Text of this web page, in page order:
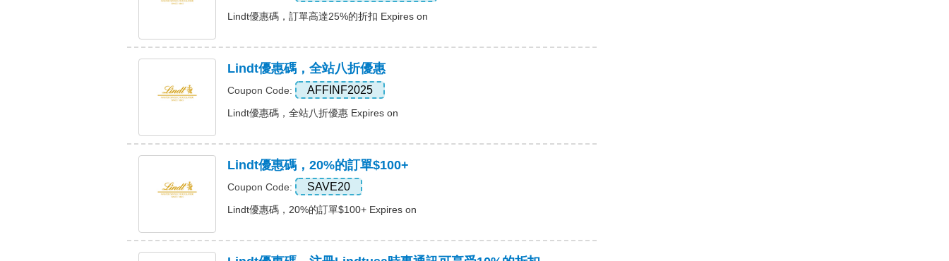
Lindt優惠碼，訂單高達25%的折扣 Expires on
Lindt優惠碼，全站八折優惠
Coupon Code: AFFINF2025
Lindt優惠碼，全站八折優惠 Expires on
Lindt優惠碼，20%的訂單$100+
Coupon Code: SAVE20
Lindt優惠碼，20%的訂單$100+ Expires on